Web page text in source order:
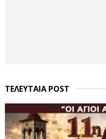
ΤΕΛΕΥΤΑΙΑ POST